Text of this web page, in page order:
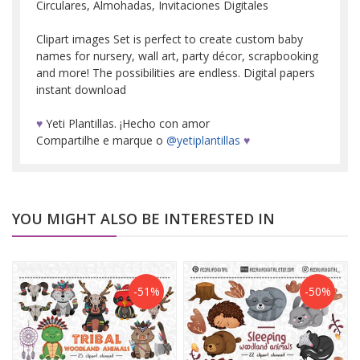
Circulares, Almohadas, Invitaciones Digitales
Clipart images Set is perfect to create custom baby
names for nursery, wall art, party décor, scrapbooking
and more! The possibilities are endless. Digital papers
instant download
♥ Yeti Plantillas. ¡Hecho con amor
Compartilhe e marque o @yetiplantillas ♥
YOU MIGHT ALSO BE INTERESTED IN
-51% -50%